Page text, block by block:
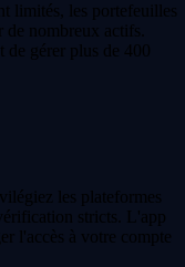
limités, les portefeuilles
nombreux actifs.
de gérer plus de 400
les plateformes
stricts. L'app
l'accès à votre compte